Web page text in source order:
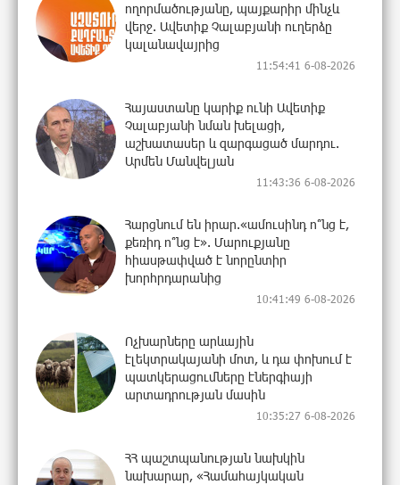
ողորմածությանը, պայքարիր մինչև
վերջ. Ավետիք Չալաբյանի ուղերձը
կալանավայրից
11:54:41 6-08-2026
Հայաստանը կարիք ունի Ավետիք
Չալաբյանի նման խելացի,
աշխատասեր և զարգացած մարդու.
Արմեն Մանվելյան
11:43:36 6-08-2026
Հարցնում են իրար.«ամուսինդ ո՞նց է,
քեռիդ ո՞նց է». Մարուքյանը
հիասթափված է նորընտիր
խորհրդարանից
10:41:49 6-08-2026
Ոչխարները արևային
էլեկտրակայանի մոտ, և դա փոխում է
պատկերացումները էներգիայի
արտադրության մասին
10:35:27 6-08-2026
ՀՀ պաշտպանության նախկին
նախարար, «Համահայկական